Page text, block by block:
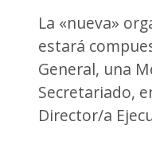
La «nueva»
estará
General, una
Secretariado,
Director/a